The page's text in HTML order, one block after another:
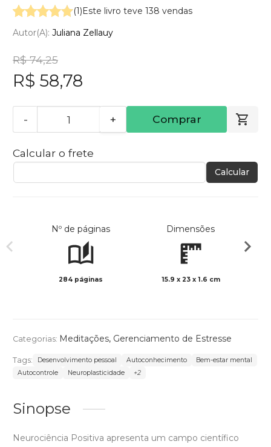
(1)Este livro teve 138 vendas
Autor(a): Juliana Zellauy
R$ 74,25
R$ 58,78
- + Comprar
Calcular o frete
Calcular
Nº de páginas
284 páginas
Dimensões
15.9 x 23 x 1.6 cm
Categorias: Meditações, Gerenciamento de Estresse
Tags: Desenvolvimento pessoal Autoconhecimento
Bem-estar mental
Autocontrole
Neuroplasticidade +2
Sinopse
Neurociência Positiva apresenta um campo científico